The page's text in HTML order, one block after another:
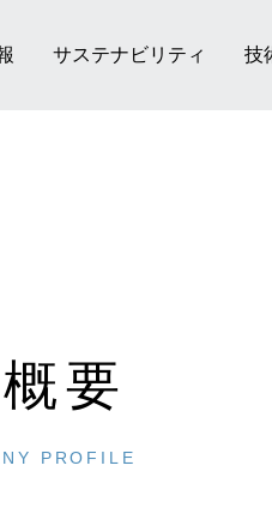
サステナビリティ 技
要
PROFILE